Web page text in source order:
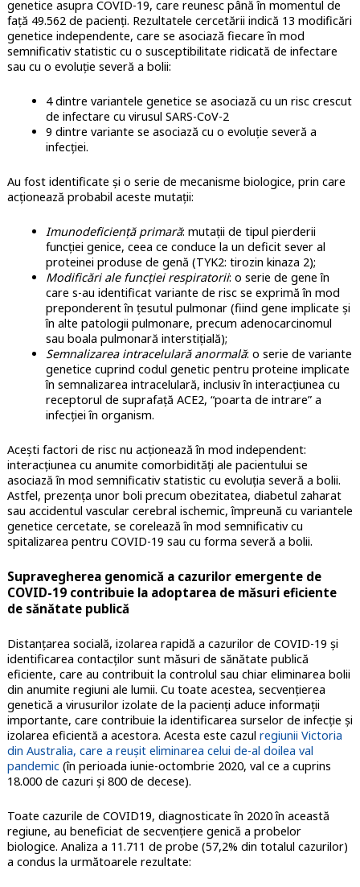
genetice asupra COVID-19, care reunesc până în momentul de
față 49.562 de pacienți. Rezultatele cercetării indică 13 modificări
genetice independente, care se asociază fiecare în mod
semnificativ statistic cu o susceptibilitate ridicată de infectare
sau cu o evoluție severă a bolii:
4 dintre variantele genetice se asociază cu un risc crescut
de infectare cu virusul SARS-CoV-2
9 dintre variante se asociază cu o evoluție severă a
infecției.
Au fost identificate și o serie de mecanisme biologice, prin care
acționează probabil aceste mutații:
Imunodeficiență primară: mutații de tipul pierderii
funcției genice, ceea ce conduce la un deficit sever al
proteinei produse de genă (TYK2: tirozin kinaza 2);
Modificări ale funcției respiratorii: o serie de gene în
care s-au identificat variante de risc se exprimă în mod
preponderent în țesutul pulmonar (fiind gene implicate și
în alte patologii pulmonare, precum adenocarcinomul
sau boala pulmonară interstițială);
Semnalizarea intracelulară anormală: o serie de variante
genetice cuprind codul genetic pentru proteine implicate
în semnalizarea intracelulară, inclusiv în interacțiunea cu
receptorul de suprafață ACE2, “poarta de intrare” a
infecției în organism.
Acești factori de risc nu acționează în mod independent:
interacțiunea cu anumite comorbidități ale pacientului se
asociază în mod semnificativ statistic cu evoluția severă a bolii.
Astfel, prezența unor boli precum obezitatea, diabetul zaharat
sau accidentul vascular cerebral ischemic, împreună cu variantele
genetice cercetate, se corelează în mod semnificativ cu
spitalizarea pentru COVID-19 sau cu forma severă a bolii.
Supravegherea genomică a cazurilor emergente de
COVID-19 contribuie la adoptarea de măsuri eficiente
de sănătate publică
Distanțarea socială, izolarea rapidă a cazurilor de COVID-19 și
identificarea contacților sunt măsuri de sănătate publică
eficiente, care au contribuit la controlul sau chiar eliminarea bolii
din anumite regiuni ale lumii. Cu toate acestea, secvențierea
genetică a virusurilor izolate de la pacienți aduce informații
importante, care contribuie la identificarea surselor de infecție și
izolarea eficientă a acestora. Acesta este cazul regiunii Victoria
din Australia, care a reușit eliminarea celui de-al doilea val
pandemic(în perioada iunie-octombrie 2020, val ce a cuprins
18.000 de cazuri și 800 de decese).
Toate cazurile de COVID19, diagnosticate în 2020 în această
regiune, au beneficiat de secvențiere genică a probelor
biologice. Analiza a 11.711 de probe (57,2% din totalul cazurilor)
a condus la următoarele rezultate: